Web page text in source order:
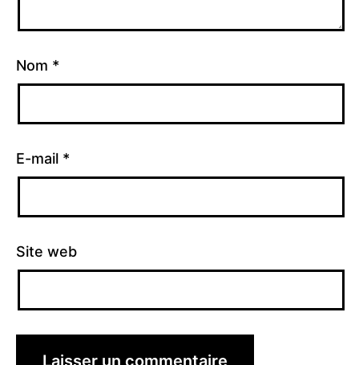
Nom *
E-mail *
Site web